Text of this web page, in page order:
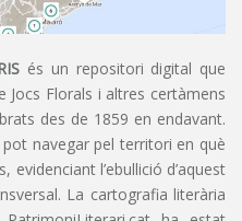
és un repositori digital que
Jocs Florals i altres certàmens
des de 1859 en endavant.
navegar pel territori en què
evidenciant l’ebullició d’aquest
La cartografia literària